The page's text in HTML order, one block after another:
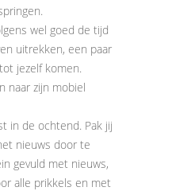
wel goed de tijd
uitrekken, een paar
jezelf komen.
naar zijn mobiel
in de ochtend. Pak jij
nieuws door te
gevuld met nieuws,
alle prikkels en met